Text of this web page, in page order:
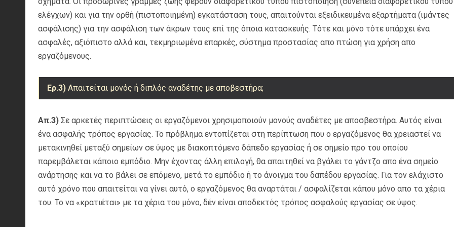
ελέγχων) και για την ορθή (πιστοποιημένη) εγκατάσταση τους, απαιτούνται εξειδικευμένα εξαρτήματα (ιμάντες
ασφάλισης) για την ασφάλιση των άκρων τους επί της όποια κατασκευής. Τότε και μόνο τότε υπάρχει ένα
ασφαλές, αξιόπιστο αλλά και, τεκμηριωμένα επαρκές, σύστημα προστασίας απο πτώση για χρήση απο
εργαζόμενους.
Ερ.3)Απαιτείται μονός ή διπλός αναδέτης με αποβεστήρα;
Απ.3) Σε αρκετές περιπτώσεις οι εργαζόμενοι χρησιμοποιούν μονούς αναδέτες με αποσβεστήρα. Αυτός είναι
ένα ασφαλής τρόπος εργασίας. Το πρόβλημα εντοπίζεται στη περίπτωση που ο εργαζόμενος θα χρειαστεί να
μετακινηθεί μεταξύ σημείων σε ύψος με διακοπτόμενο δάπεδο εργασίας ή σε σημείο προ του οποίου
παρεμβάλεται κάποιο εμπόδιο. Μην έχοντας άλλη επιλογή, θα απαιτηθεί να βγάλει το γάντζο απο ένα σημείο
ανάρτησης και να το βάλει σε επόμενο, μετά το εμπόδιο ή το άνοιγμα του δαπέδου εργασίας. Για τον ελάχιστο
αυτό χρόνο που απαιτείται να γίνει αυτό, ο εργαζόμενος θα αναρτάται / ασφαλίζεται κάπου μόνο απο τα χέρια
του. Το να «κρατιέται» με τα χέρια του μόνο, δέν είναι αποδεκτός τρόπος ασφαλούς εργασίας σε ύψος.